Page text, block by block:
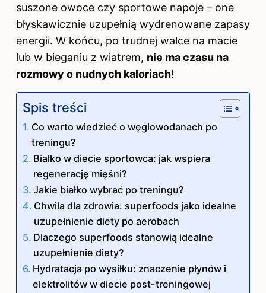
suszone owoce czy sportowe napoje – one
błyskawicznie uzupełnią wydrenowane zapasy
energii. W końcu, po trudnej walce na macie
lub w bieganiu z wiatrem, nie ma czasu na
rozmowy o nudnych kaloriach!
Spis treści
Co warto wiedzieć o węglowodanach po
treningu?
Białko w diecie sportowca: jak wspiera
regenerację mięśni?
Jakie białko wybrać po treningu?
Chwila dla zdrowia: superfoods jako idealne
uzupełnienie diety po aerobach
Dlaczego superfoods stanowią idealne
uzupełnienie diety?
Hydratacja po wysiłku: znaczenie płynów i
elektrolitów w diecie post-treningowej